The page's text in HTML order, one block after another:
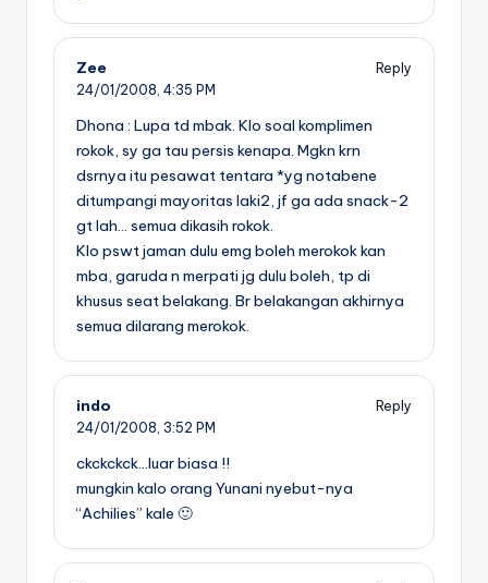
Zee
Reply
24/01/2008, 4:35 PM
Dhona : Lupa td mbak. Klo soal komplimen
rokok, sy ga tau persis kenapa. Mgkn krn
dsrnya itu pesawat tentara *yg notabene
ditumpangi mayoritas laki2, jf ga ada snack-2
gt lah… semua dikasih rokok.
Klo pswt jaman dulu emg boleh merokok kan
mba, garuda n merpati jg dulu boleh, tp di
khusus seat belakang. Br belakangan akhirnya
semua dilarang merokok.
indo
Reply
24/01/2008, 3:52 PM
ckckckck…luar biasa !!
mungkin kalo orang Yunani nyebut-nya
“Achilies” kale 🙂